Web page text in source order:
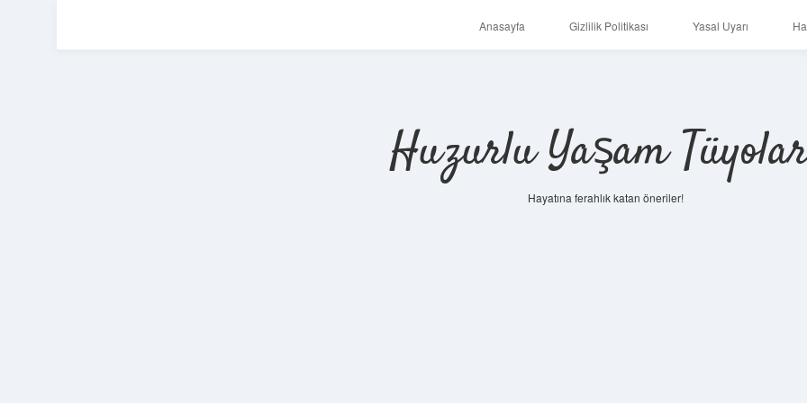
Anasayfa Gizlilik Politikası Yasal Uyarı
Huzurlu Yaşam
Hayatına ferahlık katan öneriler!